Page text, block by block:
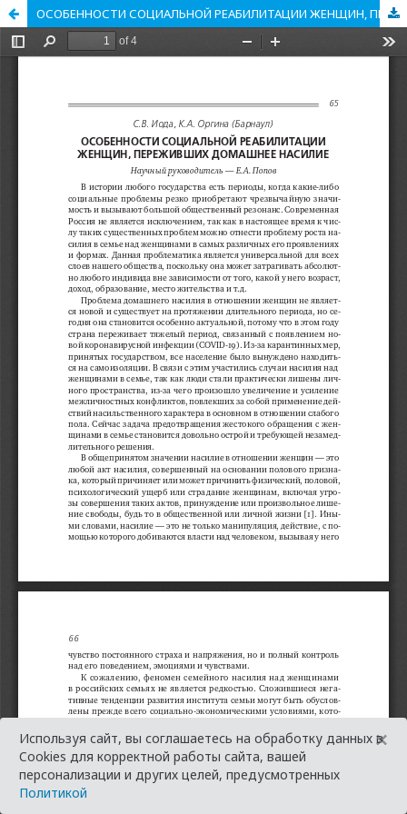
ОСОБЕННОСТИ СОЦИАЛЬНОЙ РЕАБИЛИТАЦИИ ЖЕНЩИН, ПЕРЕЖИВШИХ ДОМАШНЕЕ НАСИЛИЕ
Используя сайт, вы соглашаетесь на обработку данных в
Cookies для корректной работы сайта, вашей
персонализации и других целей, предусмотренных
Политикой
×